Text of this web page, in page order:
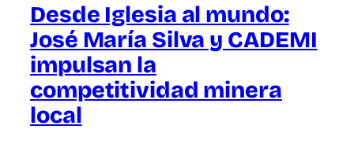
Desde Iglesia al mundo:
José María Silva y CADEMI
impulsan la
competitividad minera
local